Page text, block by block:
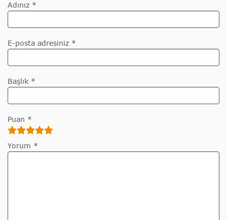
Adınız *
E-posta adresiniz *
Başlık *
Puan *
Yorum *